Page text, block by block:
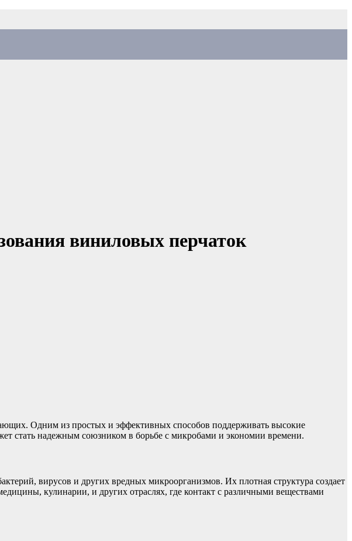
виниловых перчаток
Одним из простых и эффективных способов поддерживать высокие
стать надежным союзником в борьбе с микробами и экономии времени.
вирусов и других вредных микроорганизмов. Их плотная структура создает
кулинарии, и других отраслях, где контакт с различными веществами